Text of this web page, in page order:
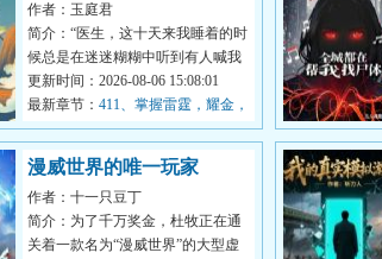
鬼？
作者：玉庭君
简介：“医生，这十天来我睡着的时
候总是在迷迷糊糊中听到有人喊我
的名字。”“黄天先生，你这是幻
听。”...
更新时间：2026-08-06 15:08:01
最新章节： 411、掌握雷霆，耀金，
你们想突破吗？
漫威世界的唯一玩家
作者：十一只豆丁
简介：为了千万奖金，杜牧正在通
关着一款名为“漫威世界”的大型虚